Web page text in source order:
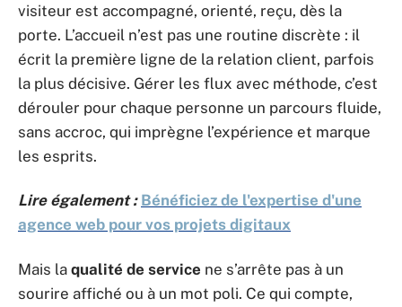
visiteur est accompagné, orienté, reçu, dès la
porte. L’accueil n’est pas une routine discrète : il
écrit la première ligne de la relation client, parfois
la plus décisive. Gérer les flux avec méthode, c’est
dérouler pour chaque personne un parcours fluide,
sans accroc, qui imprègne l’expérience et marque
les esprits.
Lire également : Bénéficiez de l'expertise d'une
agence web pour vos projets digitaux
Mais la qualité de service ne s’arrête pas à un
sourire affiché ou à un mot poli. Ce qui compte,